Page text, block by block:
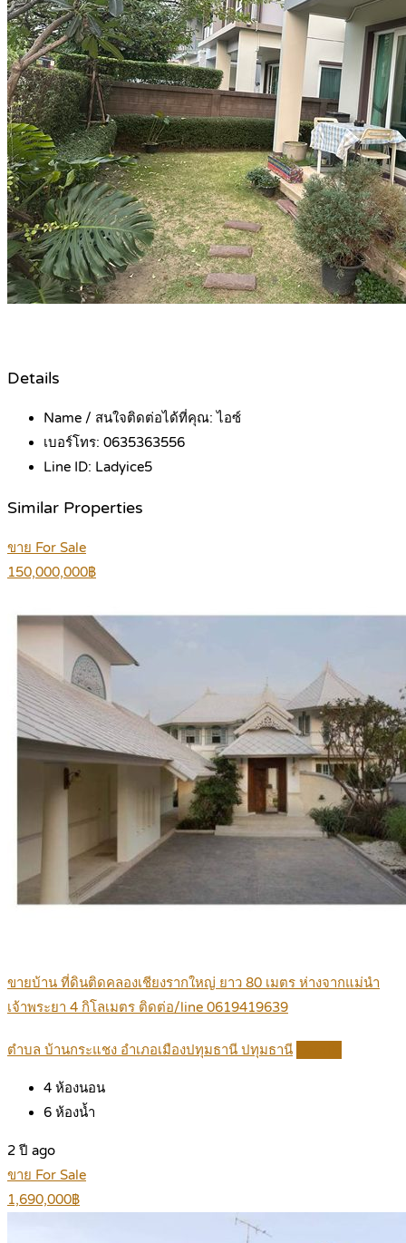
Details
Name / สนใจติดต่อได้ที่คุณ: ไอซ์
เบอร์โทร: 0635363556
Line ID: Ladyice5
Similar Properties
ขาย For Sale
150,000,000฿
ขายบ้าน ที่ดินติดคลองเชียงรากใหญ่ ยาว 80 เมตร ห่างจากแม่นำ
เจ้าพระยา 4 กิโลเมตร ติดต่อ/line 0619419639
ตำบล บ้านกระแชง อำเภอเมืองปทุมธานี ปทุมธานี
4 ห้องนอน
6 ห้องน้ำ
2 ปี ago
ขาย For Sale
1,690,000฿